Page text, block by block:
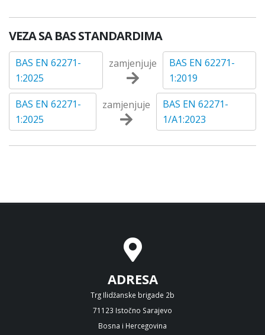
VEZA SA BAS STANDARDIMA
BAS EN 62271-
1:2025
zamjenjuje
BAS EN 62271-
1:2019
BAS EN 62271-
1:2025
zamjenjuje
BAS EN 62271-
1/A1:2023
ADRESA
Trg Ilidžanske brigade 2b
71123 Istočno Sarajevo
Bosna i Hercegovina